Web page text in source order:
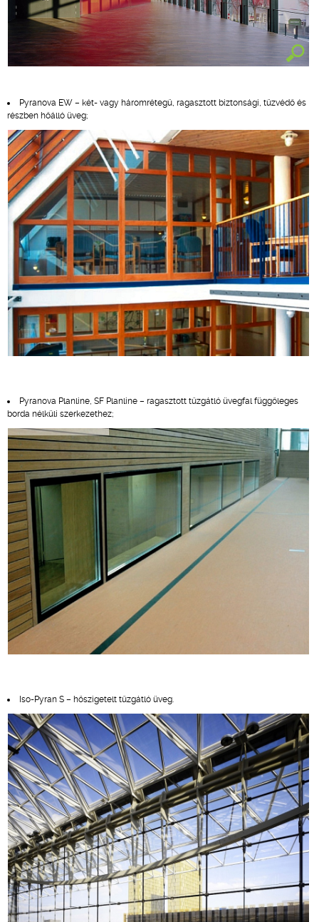
Pyranova EW – két- vagy háromrétegű, ragasztott biztonsági, tűzvédő és
részben hőálló üveg;
Pyranova Planline, SF Planline – ragasztott tűzgátló üvegfal függőleges
borda nélküli szerkezethez;
Iso-Pyran S – hőszigetelt tűzgátló üveg.